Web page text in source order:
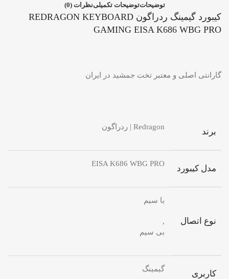
توضیحاتتوضیحات تکمیلینظرات (0)
کیبورد گیمینگ ردراگون REDRAGON KEYBOARD
GAMING EISA K686 WBG PRO
گارانتی اصلی و معتبر تخت جمشید در ایران
برند Redragon | ردراگون
مدل کیبورد EISA K686 WBG PRO
نوع اتصال
با سیم
,
بی سیم
کاربری گیمینگ